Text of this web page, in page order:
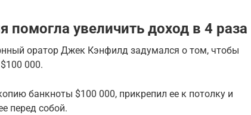
помогла увеличить доход в 4 раза
оратор Джек Кэнфилд задумался о том, чтобы
000.
банкноты $100 000, прикрепил ее к потолку и
перед собой.